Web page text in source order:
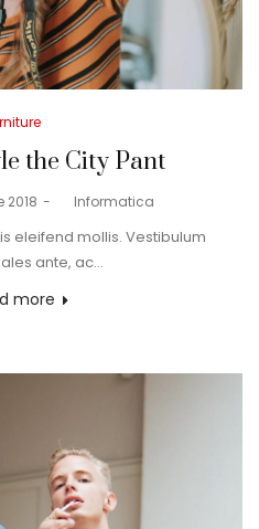
the City Pant
2018 Informatica
eleifend mollis. Vestibulum
ante, ac…
more